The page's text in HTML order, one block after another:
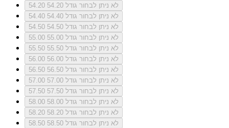
54.20
לא ניתן לבחור גודל 54.20
54.40
לא ניתן לבחור גודל 54.40
54.50
לא ניתן לבחור גודל 54.50
55.00
לא ניתן לבחור גודל 55.00
55.50
לא ניתן לבחור גודל 55.50
56.00
לא ניתן לבחור גודל 56.00
56.50
לא ניתן לבחור גודל 56.50
57.00
לא ניתן לבחור גודל 57.00
57.50
לא ניתן לבחור גודל 57.50
58.00
לא ניתן לבחור גודל 58.00
58.20
לא ניתן לבחור גודל 58.20
58.50
לא ניתן לבחור גודל 58.50